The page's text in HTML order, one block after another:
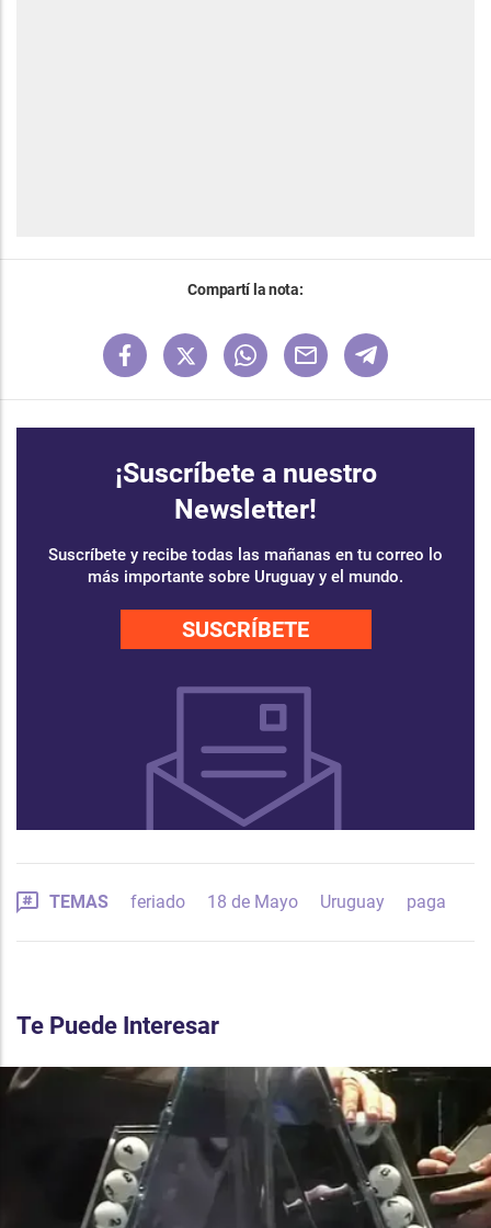
Compartí la nota:
¡Suscríbete a nuestro
Newsletter!
Suscríbete y recibe todas las mañanas en tu correo lo
más importante sobre Uruguay y el mundo.
SUSCRÍBETE
TEMAS feriado 18 de Mayo Uruguay paga
Te Puede Interesar